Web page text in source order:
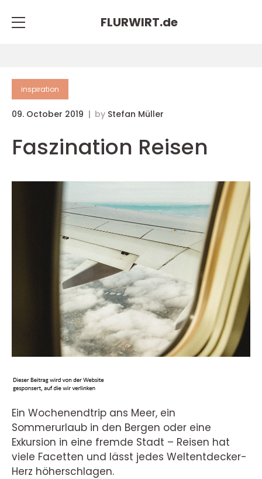
FLURWIRT.de
inspiration
09. October 2019 by Stefan Müller
Faszination Reisen
Ein Wochenendtrip ans Meer, ein
Sommerurlaub in den Bergen oder eine
Exkursion in eine fremde Stadt – Reisen hat
viele Facetten und lässt jedes Weltentdecker-
Herz höherschlagen.